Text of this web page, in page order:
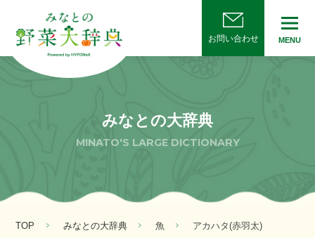
お問い合わせ MENU
みなとの大辞典
MINATO'S LARGE DICTIONARY
TOP みなとの大辞典 魚 アカハタ(赤羽太)